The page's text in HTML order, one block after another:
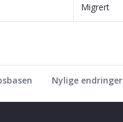
Nylige endringer
Migrert